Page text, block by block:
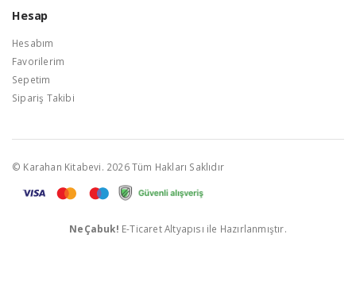
Hesap
Hesabım
Favorilerim
Sepetim
Sipariş Takibi
© Karahan Kitabevi. 2026 Tüm Hakları Saklıdır
NeÇabuk! E-Ticaret Altyapısı ile Hazırlanmıştır.